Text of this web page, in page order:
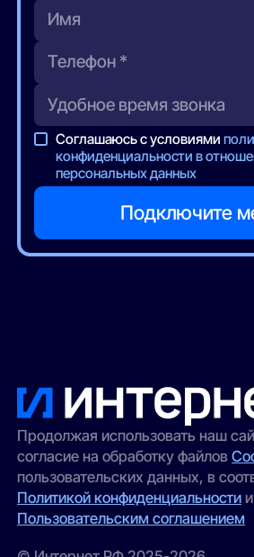
Соглашаюсь с условиями
конфиденциальности в
персональных данных
Продолжая использовать наш
согласие на обработку файлов
пользовательских данных, в
Политикой конфиденциальности и
Пользовательским соглашением